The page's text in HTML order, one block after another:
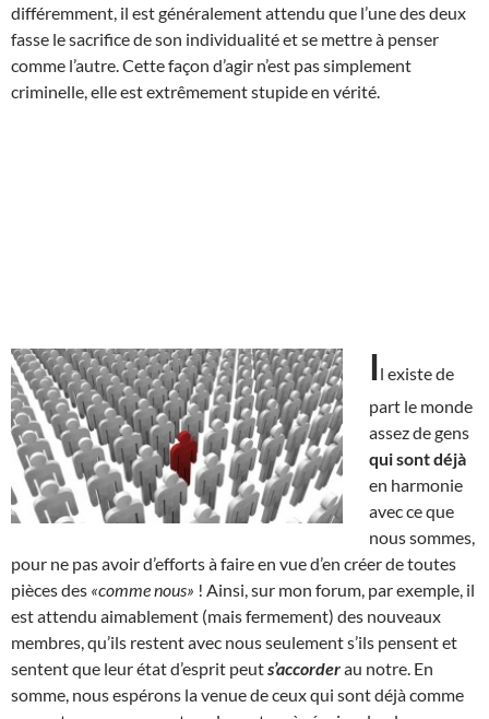
différemment, il est généralement attendu que l’une des deux
fasse le sacrifice de son individualité et se mettre à penser
comme l’autre. Cette façon d’agir n’est pas simplement
criminelle, elle est extrêmement stupide en vérité.
Il existe de
part le monde
assez de gens
qui sont déjà
en harmonie
avec ce que
nous sommes,
pour ne pas avoir d’efforts à faire en vue d’en créer de toutes
pièces des «comme nous» ! Ainsi, sur mon forum, par exemple, il
est attendu aimablement (mais fermement) des nouveaux
membres, qu’ils restent avec nous seulement s’ils pensent et
sentent que leur état d’esprit peuts’accorderau notre. En
somme, nous espérons la venue de ceux qui sont déjà comme